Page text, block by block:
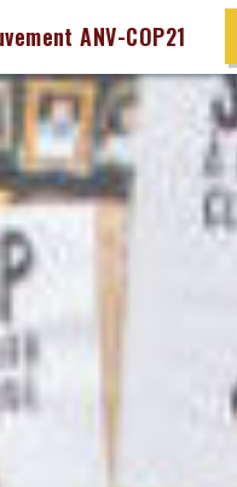
ANV-COP21